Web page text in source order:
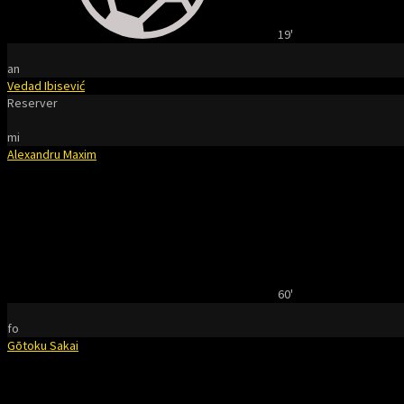
19'
an
Vedad Ibisević
Reserver
mi
Alexandru Maxim
60'
fo
Gōtoku Sakai